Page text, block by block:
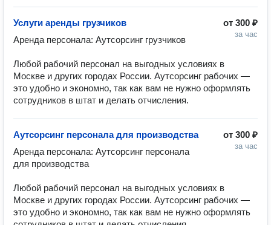
от 300 ₽
за час
Услуги аренды грузчиков
Аренда персонала: Аутсорсинг грузчиков
Любой рабочий персонал на выгодных условиях в
Москве и других городах России. Аутсорсинг рабочих —
это удобно и экономно, так как вам не нужно оформлять
сотрудников в штат и делать отчисления.
от 300 ₽
за час
Аутсорсинг персонала для производства
Аренда персонала: Аутсорсинг персонала
для производства
Любой рабочий персонал на выгодных условиях в
Москве и других городах России. Аутсорсинг рабочих —
это удобно и экономно, так как вам не нужно оформлять